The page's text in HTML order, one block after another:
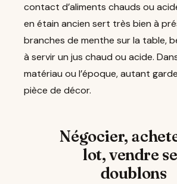
contact d’aliments chauds ou
en étain ancien sert très bien à
branches de menthe sur la table,
à servir un jus chaud ou acide.
matériau ou l’époque, autant
pièce de décor.
Négocier,
lot, vendre
doublons